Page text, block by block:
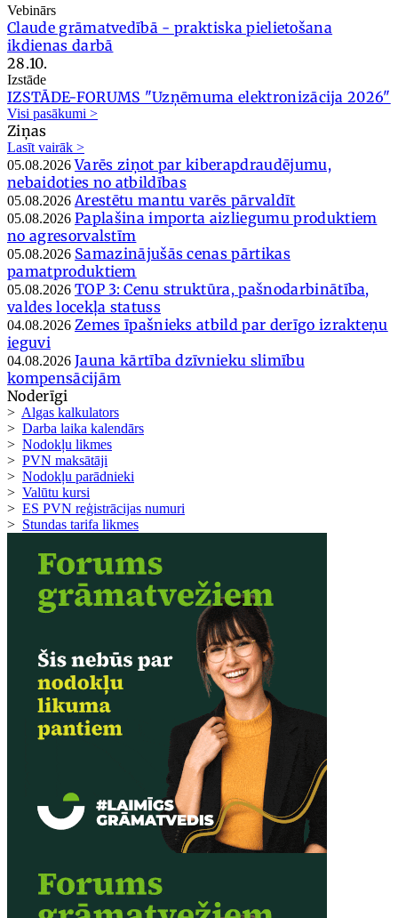
Vebinārs
Claude grāmatvedībā - praktiska pielietošana
ikdienas darbā
28.10.
Izstāde
IZSTĀDE-FORUMS "Uzņēmuma elektronizācija 2026"
Visi pasākumi >
Ziņas
Lasīt vairāk >
05.08.2026 Varēs ziņot par kiberapdraudējumu,
nebaidoties no atbildības
05.08.2026 Arestētu mantu varēs pārvaldīt
05.08.2026 Paplašina importa aizliegumu produktiem
no agresorvalstīm
05.08.2026 Samazinājušās cenas pārtikas
pamatproduktiem
05.08.2026 TOP 3: Cenu struktūra, pašnodarbinātība,
valdes locekļa statuss
04.08.2026 Zemes īpašnieks atbild par derīgo izrakteņu
ieguvi
04.08.2026 Jauna kārtība dzīvnieku slimību
kompensācijām
Noderīgi
> Algas kalkulators
> Darba laika kalendārs
> Nodokļu likmes
> PVN maksātāji
> Nodokļu parādnieki
> Valūtu kursi
> ES PVN reģistrācijas numuri
> Stundas tarifa likmes